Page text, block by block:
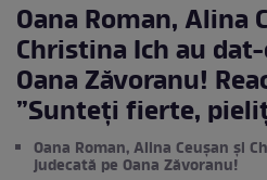
Oana Roman, Alina
Christina Ich au
Oana Zăvoranu!
”Sunteți fierte,
Oana Roman, Alina Ceușan și
judecată pe Oana Zăvoranu!